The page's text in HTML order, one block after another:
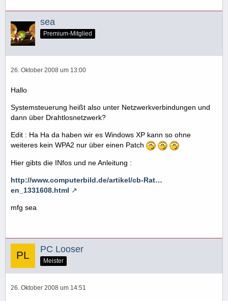
sea
Premium-Mitglied
26. Oktober 2008 um 13:00
Hallo
Systemsteuerung heißt also unter Netzwerkverbindungen und
dann über Drahtlosnetzwerk?
Edit : Ha Ha da haben wir es Windows XP kann so ohne
weiteres kein WPA2 nur über einen Patch
Hier gibts die INfos und ne Anleitung :
http://www.computerbild.de/artikel/cb-Rat…
en_1331608.html
mfg sea
PC Looser
Meister
26. Oktober 2008 um 14:51